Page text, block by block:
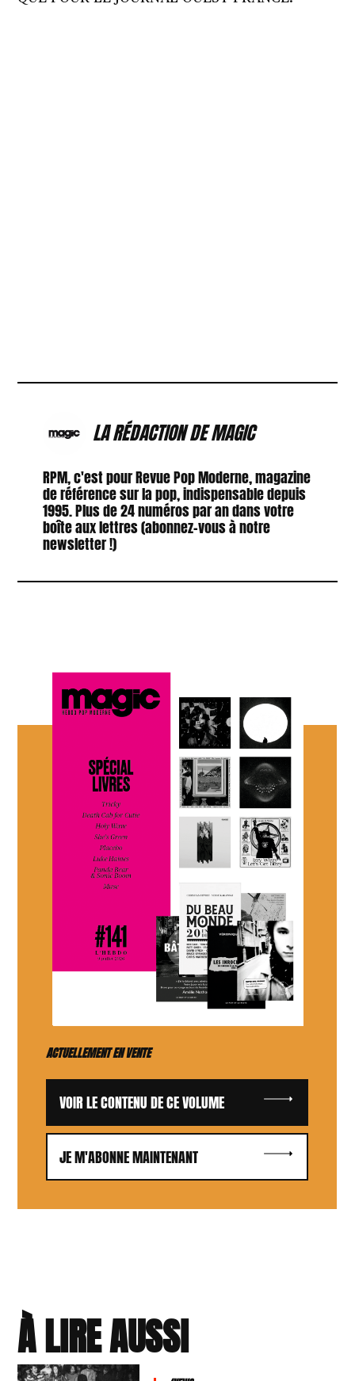
LA RÉDACTION DE MAGIC
RPM, c'est pour Revue Pop Moderne, magazine
de référence sur la pop, indispensable depuis
1995. Plus de 24 numéros par an dans votre
boîte aux lettres (abonnez-vous à notre
newsletter !)
ACTUELLEMENT EN VENTE
VOIR LE CONTENU DE CE VOLUME
JE M'ABONNE MAINTENANT
À LIRE AUSSI